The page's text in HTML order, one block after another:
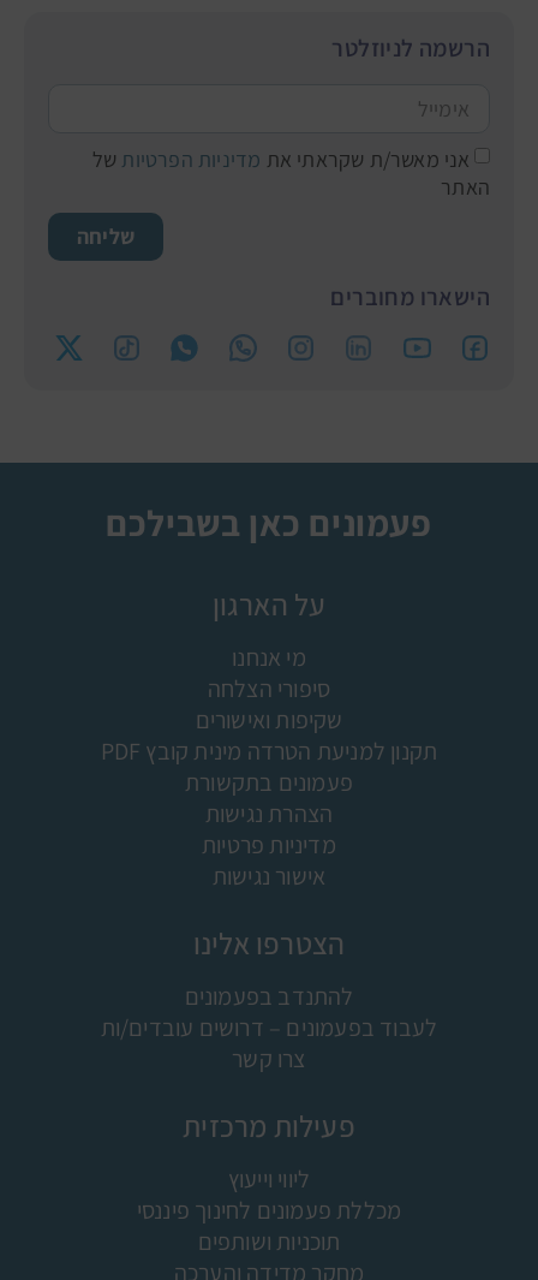
הרשמה לניוזלטר
אני מאשר/ת שקראתי את מדיניות הפרטיות של
האתר
שליחה
הישארו מחוברים
פעמונים כאן בשבילכם
על הארגון
מי אנחנו
סיפורי הצלחה
שקיפות ואישורים
תקנון למניעת הטרדה מינית קובץ PDF
פעמונים בתקשורת
הצהרת נגישות
מדיניות פרטיות
אישור נגישות
הצטרפו אלינו
להתנדב בפעמונים
לעבוד בפעמונים – דרושים עובדים/ות
צרו קשר
פעילות מרכזית
ליווי וייעוץ
מכללת פעמונים לחינוך פיננסי
תוכניות ושותפים
מחקר מדידה והערכה